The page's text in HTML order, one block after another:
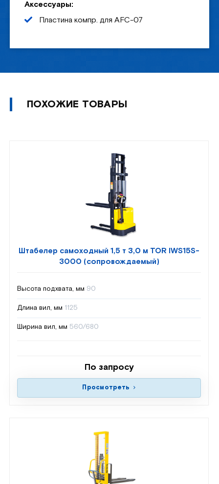
Аксессуары:
Пластина компр. для AFC-07
ПОХОЖИЕ ТОВАРЫ
Штабелер самоходный 1,5 т 3,0 м TOR IWS15S-
3000 (сопровождаемый)
Высота подхвата, мм 90
Длина вил, мм 1125
Ширина вил, мм 560/680
По запросу
Просмотреть